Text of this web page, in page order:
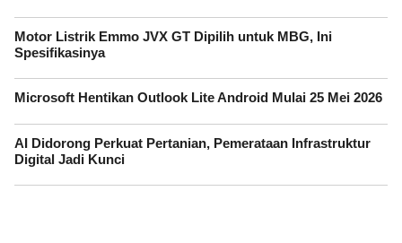
Motor Listrik Emmo JVX GT Dipilih untuk MBG, Ini
Spesifikasinya
Microsoft Hentikan Outlook Lite Android Mulai 25 Mei 2026
AI Didorong Perkuat Pertanian, Pemerataan Infrastruktur
Digital Jadi Kunci